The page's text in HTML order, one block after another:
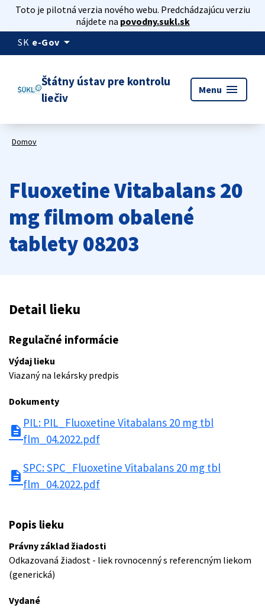
Toto je pilotná verzia nového webu. Predchádzajúcu verziu
nájdete na povodny.sukl.sk
SK e-Gov arrow_drop_down
Štátny ústav pre kontrolu
liečiv
Menu menu
Domov
Fluoxetine Vitabalans 20
mg filmom obalené
tablety 08203
Detail lieku
Regulačné informácie
Výdaj lieku
Viazaný na lekársky predpis
Dokumenty
description
PIL: PIL_Fluoxetine Vitabalans 20 mg tbl
flm_04.2022.pdf
description
SPC: SPC_Fluoxetine Vitabalans 20 mg tbl
flm_04.2022.pdf
Popis lieku
Právny základ žiadosti
Odkazovaná žiadost - liek rovnocenný s referencným liekom
(generická)
Vydané